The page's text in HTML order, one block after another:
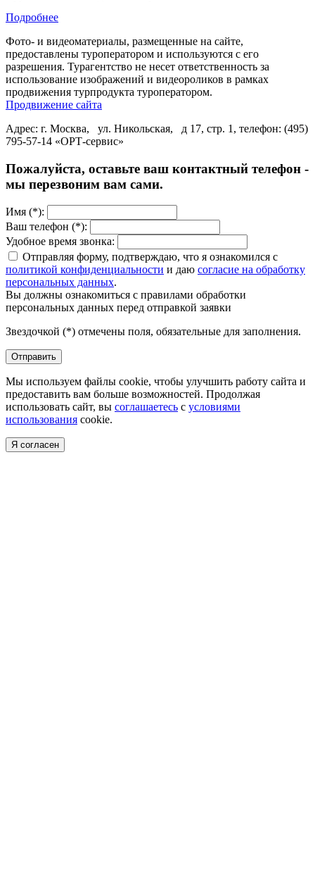
Подробнее
Фото- и видеоматериалы, размещенные на сайте,
предоставлены туроператором и используются с его
разрешения. Турагентство не несет ответственность за
использование изображений и видеороликов в рамках
продвижения турпродукта туроператором.
Продвижение сайта
Адрес: г. Москва, ул. Никольская, д 17, стр. 1, телефон: (495)
795-57-14 «ОРТ-сервис»
Пожалуйста, оставьте ваш контактный телефон -
мы перезвоним вам сами.
Имя (*):
Ваш телефон (*):
Удобное время звонка:
Отправляя форму, подтверждаю, что я ознакомился с
политикой конфиденциальности и даю согласие на обработку
персональных данных.
Вы должны ознакомиться с правилами обработки
персональных данных перед отправкой заявки
Звездочкой (*) отмечены поля, обязательные для заполнения.
Отправить
Мы используем файлы cookie, чтобы улучшить работу сайта и
предоставить вам больше возможностей. Продолжая
использовать сайт, вы соглашаетесь с условиями
использования cookie.
Я согласен